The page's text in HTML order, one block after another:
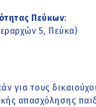
Πεύκων:
5, Πεύκα)
για τους
απασχόλησης